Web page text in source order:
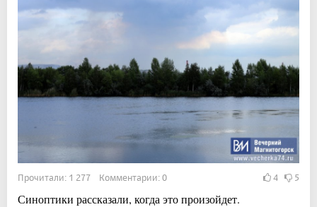
Прочитали: 1 277 Комментарии: 0 4 5
Синоптики рассказали, когда это произойдет.